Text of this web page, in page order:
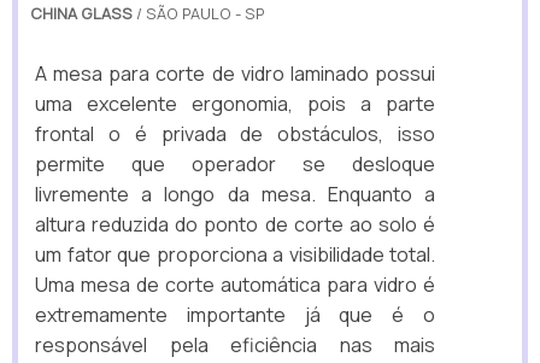
CHINA GLASS / SÃO PAULO - SP
A mesa para corte de vidro laminado possui
uma excelente ergonomia, pois a parte
frontal o é privada de obstáculos, isso
permite que operador se desloque
livremente a longo da mesa. Enquanto a
altura reduzida do ponto de corte ao solo é
um fator que proporciona a visibilidade total.
Uma mesa de corte automática para vidro é
extremamente importante já que é o
responsável pela eficiência nas mais